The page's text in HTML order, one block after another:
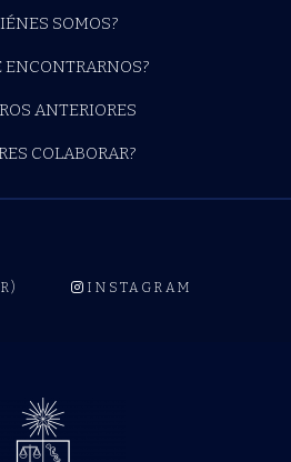
SOMOS?
ENCONTRARNOS?
ANTERIORES
COLABORAR?
INSTAGRAM